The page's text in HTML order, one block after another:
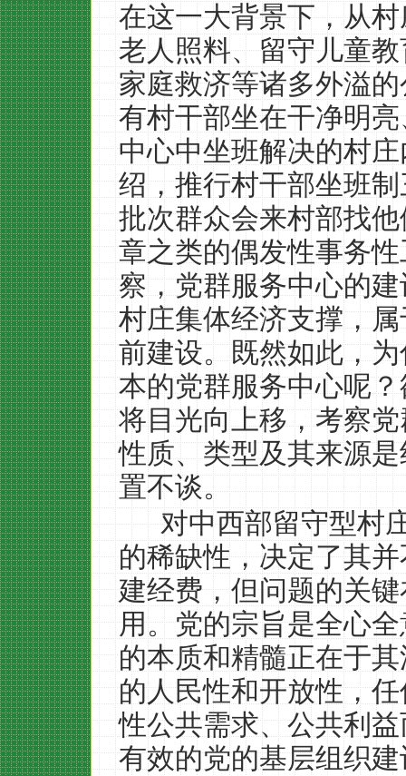
在这一大背景下，从
老人照料、留守儿童
家庭救济等诸多外溢
有村干部坐在干净明
中心中坐班解决的村
绍，推行村干部坐班
批次群众会来村部找
章之类的偶发性事务
察，党群服务中心的
村庄集体经济支撑，
前建设。既然如此，
本的党群服务中心呢
将目光向上移，考察
性质、类型及其来源
置不谈。
对中西部留守型村
的稀缺性，决定了其
建经费，但问题的关
用。党的宗旨是全心
的本质和精髓正在于
的人民性和开放性，
性公共需求、公共利
有效的党的基层组织